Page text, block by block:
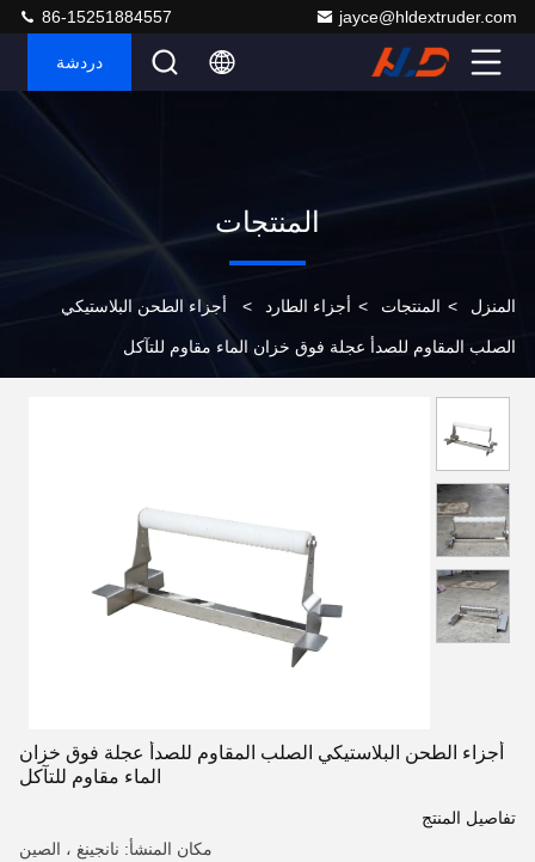
jayce@hldextruder.com
86-15251884557
دردشة
المنتجات
المنزل > المنتجات > أجزاء الطارد > أجزاء الطحن البلاستيكي
الصلب المقاوم للصدأ عجلة فوق خزان الماء مقاوم للتآكل
أجزاء الطحن البلاستيكي الصلب المقاوم للصدأ عجلة فوق خزان
الماء مقاوم للتآكل
تفاصيل المنتج
مكان المنشأ: نانجينغ ، الصين